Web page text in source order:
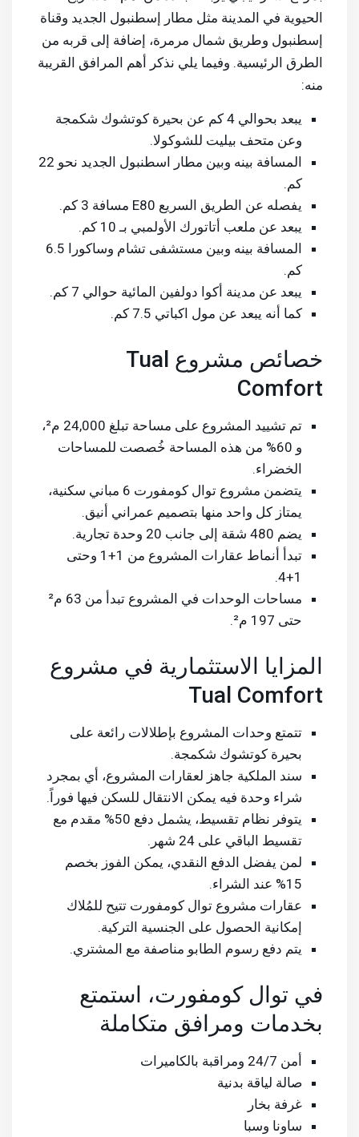
الحيوية في المدينة مثل مطار إسطنبول الجديد وقناة
إسطنبول وطريق شمال مرمرة، إضافة إلى قربه من
الطرق الرئيسية. وفيما يلي نذكر أهم المرافق القريبة
منه:
يبعد بحوالي 4 كم عن بحيرة كوتشوك شكمجة
وعن متحف بيليت للشوكولا.
المسافة بينه وبين مطار اسطنبول الجديد نحو 22
كم.
يفصله عن الطريق السريع E80 مسافة 3 كم.
يبعد عن ملعب أتاتورك الأولمبي بـ 10 كم.
المسافة بينه وبين مستشفى تشام وساكورا 6.5
كم.
يبعد عن مدينة أكوا دولفين المائية حوالي 7 كم.
كما أنه يبعد عن مول اكباتي 7.5 كم.
خصائص مشروع Tual
Comfort
تم تشييد المشروع على مساحة تبلغ 24,000 م²،
و 60% من هذه المساحة خُصصت للمساحات
الخضراء.
يتضمن مشروع توال كومفورت 6 مباني سكنية،
يمتاز كل واحد منها بتصميم عمراني أنيق.
يضم 480 شقة إلى جانب 20 وحدة تجارية.
تبدأ أنماط عقارات المشروع من 1+1 وحتى
1+4.
مساحات الوحدات في المشروع تبدأ من 63 م²
حتى 197 م².
المزايا الاستثمارية في مشروع
Tual Comfort
تتمتع وحدات المشروع بإطلالات رائعة على
بحيرة كوتشوك شكمجة.
سند الملكية جاهز لعقارات المشروع، أي بمجرد
شراء وحدة فيه يمكن الانتقال للسكن فيها فوراً.
يتوفر نظام تقسيط، يشمل دفع 50% مقدم مع
تقسيط الباقي على 24 شهر.
لمن يفضل الدفع النقدي، يمكن الفوز بخصم
15% عند الشراء.
عقارات مشروع توال كومفورت تتيح للمُلاك
إمكانية الحصول على الجنسية التركية.
يتم دفع رسوم الطابو مناصفة مع المشتري.
في توال كومفورت، استمتع
بخدمات ومرافق متكاملة
أمن 24/7 ومراقبة بالكاميرات
صالة لياقة بدنية
غرفة بخار
ساونا وسبا